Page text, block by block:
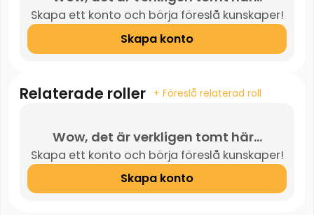
Skapa ett konto och börja föreslå kunskaper!
Skapa konto
Relaterade roller + Föreslå relaterad roll
Wow, det är verkligen tomt här...
Skapa ett konto och börja föreslå kunskaper!
Skapa konto